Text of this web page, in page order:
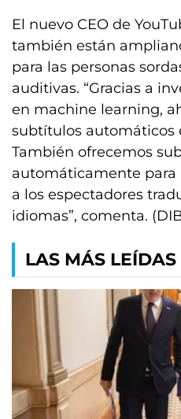
El nuevo CEO de
también están
para las personas
auditivas. “Gracias a
en machine learning,
subtítulos automáticos
También ofrecemos
automáticamente
a los espectadores
idiomas”, comenta.
LAS MÁS LEÍDAS